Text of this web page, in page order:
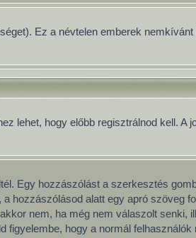
Ez a névtelen emberek
lehet, hogy előbb regisztrálnod kell. A
Egy hozzászólást a szerkesztés
hozzászólásod alatt egy apró szöveg
nem, ha még nem válaszolt senki,
hogy a normál felhasználók